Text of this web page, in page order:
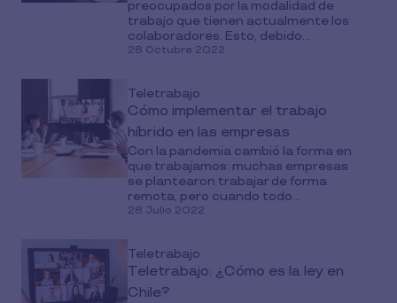
preocupados por la modalidad de
trabajo que tienen actualmente los
colaboradores. Esto, debido...
28 Octubre 2022
Teletrabajo
Cómo implementar el trabajo
híbrido en las empresas
Con la pandemia cambió la forma en
que trabajamos: muchas empresas
se plantearon trabajar de forma
remota, pero cuando todo...
28 Julio 2022
Teletrabajo
Teletrabajo: ¿Cómo es la ley en
Chile?